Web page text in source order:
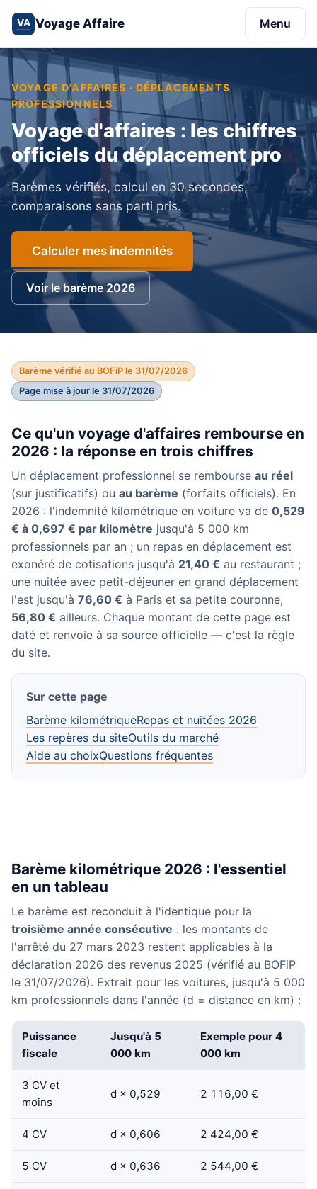
VA Voyage Affaire Menu
VOYAGE D'AFFAIRES · DÉPLACEMENTS
PROFESSIONNELS
Voyage d'affaires : les chiffres
officiels du déplacement pro
Barèmes vérifiés, calcul en 30 secondes,
comparaisons sans parti pris.
Calculer mes indemnités
Voir le barème 2026
Barème vérifié au BOFiP le 31/07/2026
Page mise à jour le 31/07/2026
Ce qu'un voyage d'affaires rembourse en
2026 : la réponse en trois chiffres
Un déplacement professionnel se rembourse au réel
(sur justificatifs) ou au barème (forfaits officiels). En
2026 : l'indemnité kilométrique en voiture va de 0,529
€ à 0,697 € par kilomètre jusqu'à 5 000 km
professionnels par an ; un repas en déplacement est
exonéré de cotisations jusqu'à 21,40 € au restaurant ;
une nuitée avec petit-déjeuner en grand déplacement
l'est jusqu'à 76,60 € à Paris et sa petite couronne,
56,80 € ailleurs. Chaque montant de cette page est
daté et renvoie à sa source officielle — c'est la règle
du site.
Sur cette page
Barème kilométriqueRepas et nuitées 2026
Les repères du siteOutils du marché
Aide au choixQuestions fréquentes
Barème kilométrique 2026 : l'essentiel
en un tableau
Le barème est reconduit à l'identique pour la
troisième année consécutive : les montants de
l'arrêté du 27 mars 2023 restent applicables à la
déclaration 2026 des revenus 2025 (vérifié au BOFiP
le 31/07/2026). Extrait pour les voitures, jusqu'à 5 000
km professionnels dans l'année (d = distance en km) :
Puissance
fiscale
Jusqu'à 5
000 km
Exemple pour 4
000 km
3 CV et
moins
d × 0,529 2 116,00 €
4 CV d × 0,606 2 424,00 €
5 CV d × 0,636 2 544,00 €